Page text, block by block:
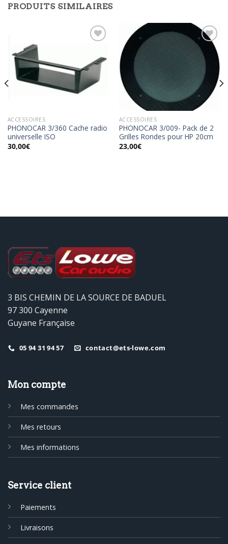
PRODUITS SIMILAIRES
Ajouter
wishlist
ACCESSOIRES
PHONOCAR 3/360 Cache radio
universelle ISO
30,00€
Ajouter
à la
wishlist
ACCESSOIRES
PHONOCAR 3/009- Pack de 2
Grilles Rondes pour HP 20cm
23,00€
3 BIS CHEMIN DE LA SOURCE DE BADUEL
97 300 Cayenne
Guyane Française
05 94 31 94 57 contact@ets-lowe.com
Mon compte
Mes commandes
Mes retours
Mes informations
Service client
Paiements
Livraisons